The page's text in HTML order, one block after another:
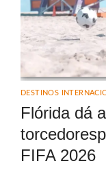
DESTINOS
Flórida dá
FIFA 2026